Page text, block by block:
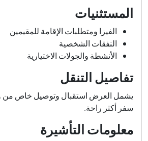
المستثنيات
الفيزا ومتطلبات الإقامة للمقيمين
النفقات الشخصية
الأنشطة والجولات الاختيارية
تفاصيل التنقل
يشمل العرض استقبال وتوصيل خاص من
سفر أكثر راحة.
معلومات التأشيرة